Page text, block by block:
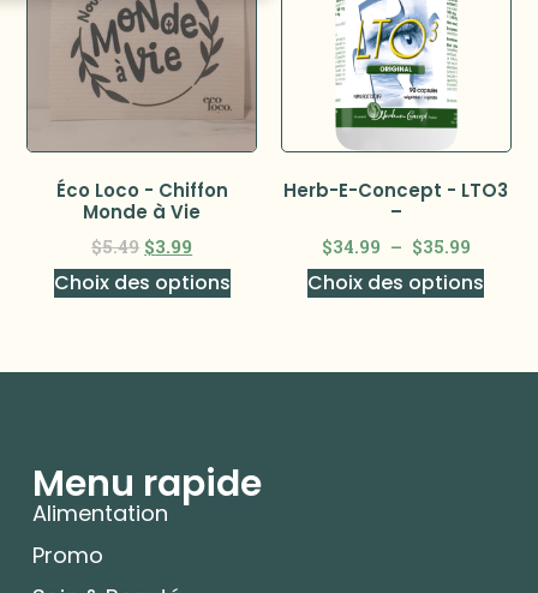
Éco Loco - Chiffon
Monde à Vie
$5.49 $3.99
Choix des options
Herb-E-Concept - LTO3
–
$34.99 – $35.99
Choix des options
Menu rapide
Alimentation
Promo